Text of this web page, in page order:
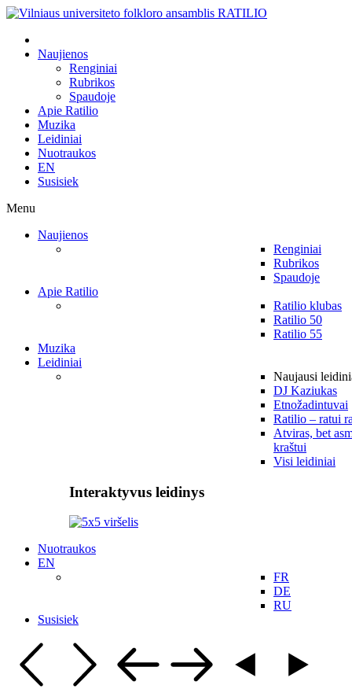
Naujienos
Renginiai
Rubrikos
Spaudoje
Apie Ratilio
Muzika
Leidiniai
Nuotraukos
EN
Susisiek
Menu
Naujienos
Renginiai
Rubrikos
Spaudoje
Apie Ratilio
Ratilio klubas
Ratilio 50
Ratilio 55
Muzika
Leidiniai
Naujausi
DJ Kaziukas
Etnožadintuvai
Ratilio – ratui
Atviras, bet
kraštui
Visi leidiniai
Interaktyvus leidinys
Nuotraukos
EN
FR
DE
RU
Susisiek